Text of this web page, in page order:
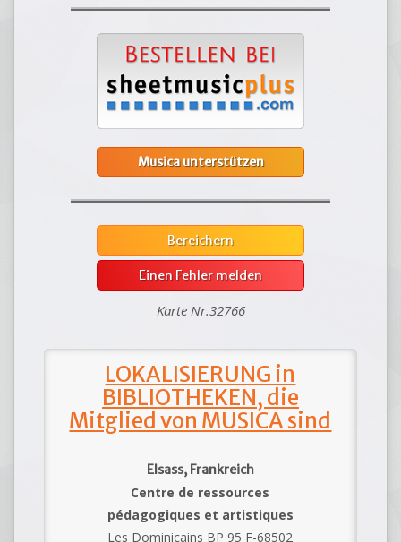
Musica unterstützen
Bereichern
Einen Fehler melden
Karte Nr.32766
LOKALISIERUNG in
BIBLIOTHEKEN, die
Mitglied von MUSICA sind
Elsass, Frankreich
Centre de ressources
pédagogiques et artistiques
Les Dominicains BP 95 F-68502